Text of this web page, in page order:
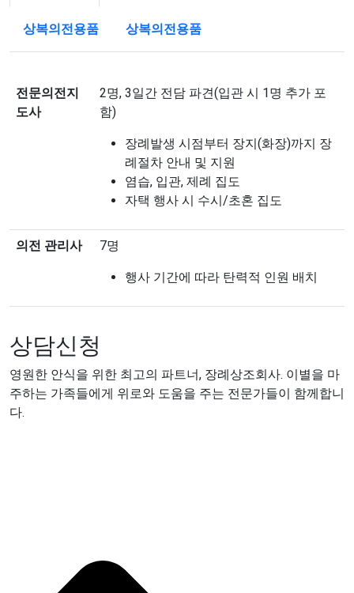
상복의전용품 상복의전용품
전문의전지
도사
2명, 3일간 전담 파견(입관 시 1명 추가 포
함)
장례발생 시점부터 장지(화장)까지 장
례절차 안내 및 지원
염습, 입관, 제례 집도
자택 행사 시 수시/초혼 집도
의전 관리사 7명
행사 기간에 따라 탄력적 인원 배치
상담신청
영원한 안식을 위한 최고의 파트너, 장례상조회사. 이별을 마
주하는 가족들에게 위로와 도움을 주는 전문가들이 함께합니
다.